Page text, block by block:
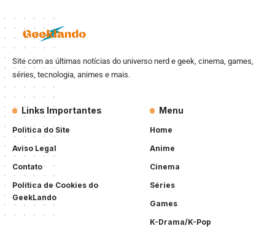
Site com as últimas notícias do universo nerd e geek, cinema, games,
séries, tecnologia, animes e mais.
Links Importantes
Politica do Site
Aviso Legal
Contato
Política de Cookies do
GeekLando
Menu
Home
Anime
Cinema
Séries
Games
K-Drama/K-Pop